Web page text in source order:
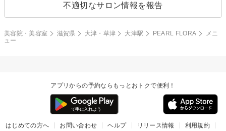
不適切なサロン情報を報告
美容院・美容室 滋賀県 大津・草津 大津駅 PEARL FLORA
メニ
ュー
アプリからの予約ならもっとおトクで便利！
はじめての方へ お問い合わせ ヘルプ リリース情報 利用規約